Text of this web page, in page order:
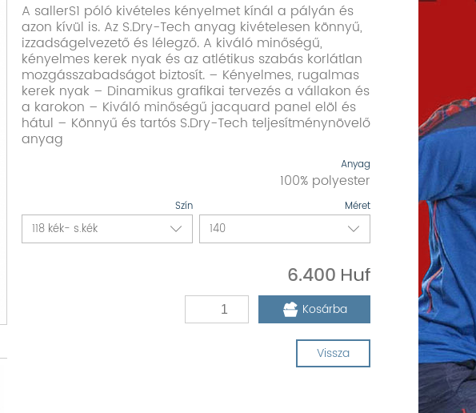
A sallerS1 póló kivételes kényelmet kínál a pályán és
azon kívül is. Az S.Dry-Tech anyag kivételesen könnyű,
izzadságelvezető és lélegző. A kiváló minőségű,
kényelmes kerek nyak és az atlétikus szabás korlátlan
mozgásszabadságot biztosít. – Kényelmes, rugalmas
kerek nyak – Dinamikus grafikai tervezés a vállakon és
a karokon – Kiváló minőségű jacquard panel elöl és
hátul – Könnyű és tartós S.Dry-Tech teljesítménynövelő
anyag
Szín Méret
Anyag
100% polyester
6.400
Kosárba
Vissza